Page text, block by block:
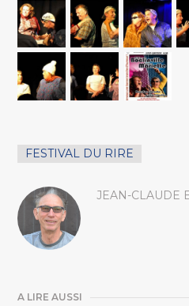
FESTIVAL DU RIRE
JEAN-CLAUDE
A LIRE AUSSI